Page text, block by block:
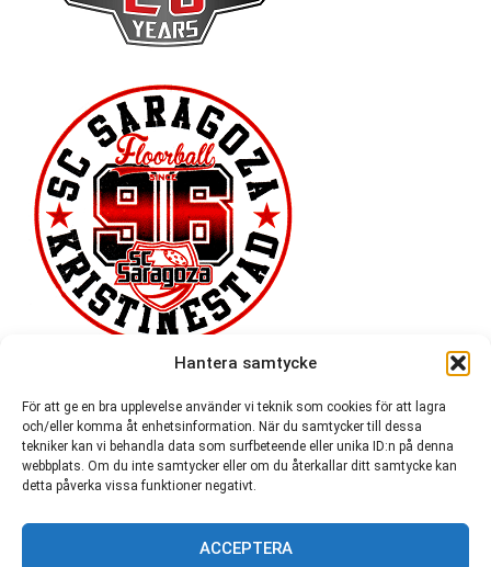
Hantera samtycke
För att ge en bra upplevelse använder vi teknik som cookies för att lagra
och/eller komma åt enhetsinformation. När du samtycker till dessa
tekniker kan vi behandla data som surfbeteende eller unika ID:n på denna
webbplats. Om du inte samtycker eller om du återkallar ditt samtycke kan
detta påverka vissa funktioner negativt.
ACCEPTERA